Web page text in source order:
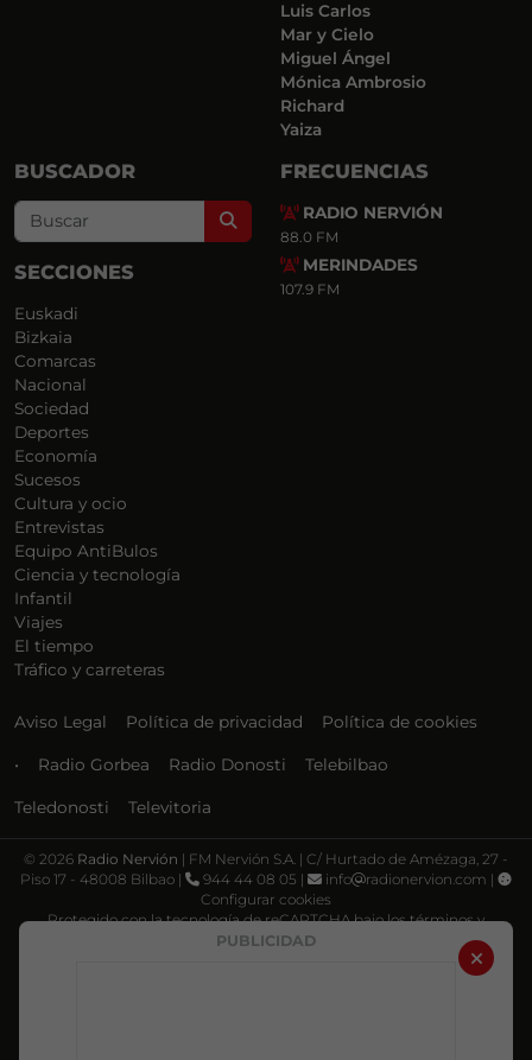
PUBLICIDAD
Luis Carlos
Mar y Cielo
Miguel Ángel
Mónica Ambrosio
Richard
Yaiza
BUSCADOR
Search
SECCIONES
Euskadi
Bizkaia
Comarcas
Nacional
Sociedad
Deportes
Economía
Sucesos
Cultura y ocio
Entrevistas
Equipo AntiBulos
Ciencia y tecnología
Infantil
Viajes
El tiempo
Tráfico y carreteras
FRECUENCIAS
RADIO NERVIÓN
88.0 FM
MERINDADES
107.9 FM
Aviso Legal Política de privacidad Política de cookies
• Radio Gorbea Radio Donosti Telebilbao
Teledonosti Televitoria
© 2026 Radio Nervión | FM Nervión S.A. | C/ Hurtado de Amézaga, 27 -
Piso 17 - 48008 Bilbao |
944 44 08 05 | info
radionervion.com |
Configurar cookies
Protegido con la tecnología de reCAPTCHA bajo los términos y
Política de privacidad Términos de servicio